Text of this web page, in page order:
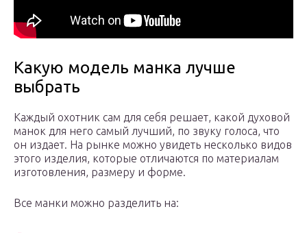
Какую модель манка лучше
выбрать
Каждый охотник сам для себя решает, какой духовой
манок для него самый лучший, по звуку голоса, что
он издает. На рынке можно увидеть несколько видов
этого изделия, которые отличаются по материалам
изготовления, размеру и форме.
Все манки можно разделить на: